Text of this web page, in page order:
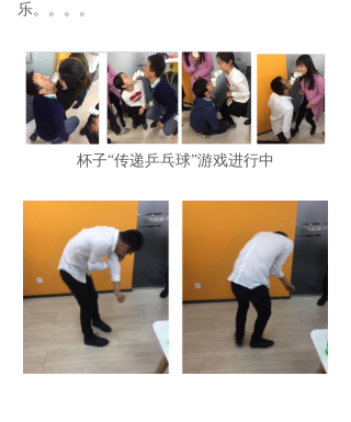
乐。。。。
杯子“传递乒乓球”游戏进行中